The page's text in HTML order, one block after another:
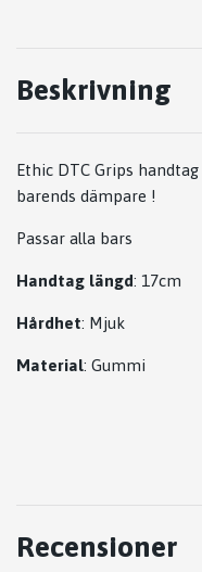
Beskrivning
Ethic DTC Grips handtag
barends dämpare !
Passar alla bars
Handtag längd: 17cm
Hårdhet: Mjuk
Material: Gummi
Recensioner